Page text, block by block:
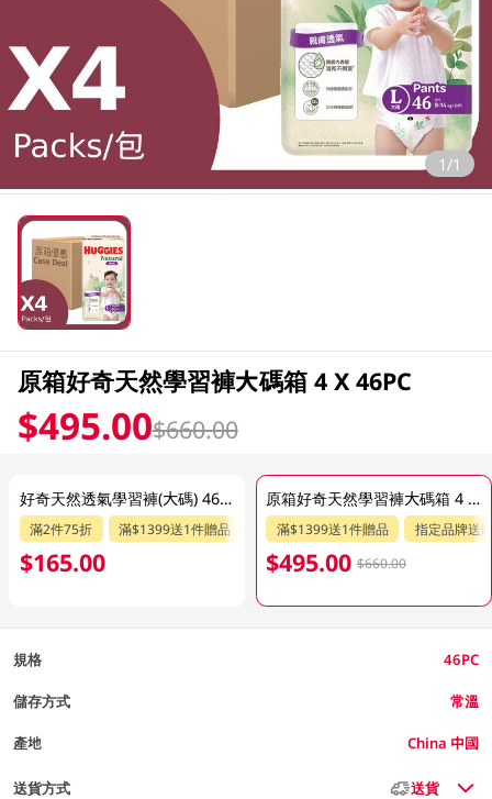
1/1
原箱好奇天然學習褲大碼箱 4 X 46PC
$495.00$660.00
好奇天然透氣學習褲(大碼) 46PC
滿2件75折 滿$1399送1件贈品 指定品牌送贈品
$165.00
原箱好奇天然學習褲大碼箱 4 X 46PC
滿$1399送1件贈品 指定品牌送
$495.00 $660.00
規格 46PC
儲存方式 常溫
產地 China 中國
送貨方式 送貨